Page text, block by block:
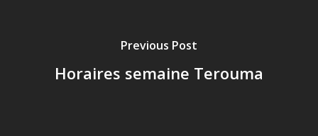
Previous Post
Horaires semaine Terouma